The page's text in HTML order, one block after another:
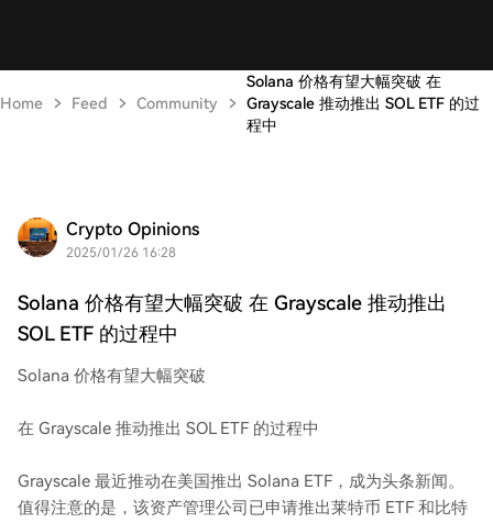
Home Feed Community
Solana 价格有望大幅突破 在
Grayscale 推动推出 SOL ETF 的过
程中
Crypto Opinions
2025/01/26 16:28
Solana 价格有望大幅突破 在 Grayscale 推动推出
SOL ETF 的过程中
Solana 价格有望大幅突破
在 Grayscale 推动推出 SOL ETF 的过程中
Grayscale 最近推动在美国推出 Solana ETF，成为头条新闻。
值得注意的是，该资产管理公司已申请推出莱特币 ETF 和比特